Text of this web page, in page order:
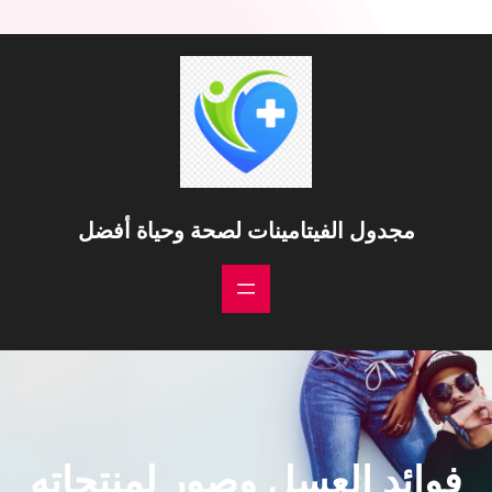
مجدول الفيتامينات لصحة وحياة أفضل
فوائد العسل وصور لمنتجاته